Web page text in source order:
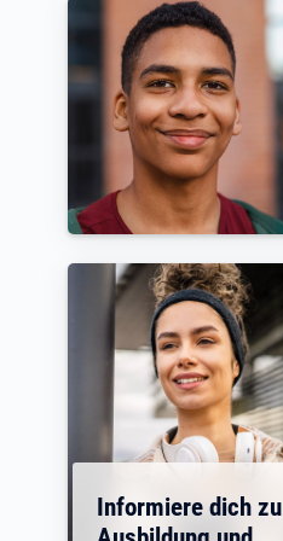
Informiere dich zu